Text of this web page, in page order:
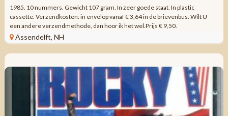
1985. 10 nummers. Gewicht 107 gram. In zeer goede staat. In plastic
cassette. Verzendkosten: in envelop vanaf € 3,64 in de brievenbus. Wilt U
een andere verzendmethode, dan hoor ik het wel.Prijs € 9,50.
Assendelft, NH